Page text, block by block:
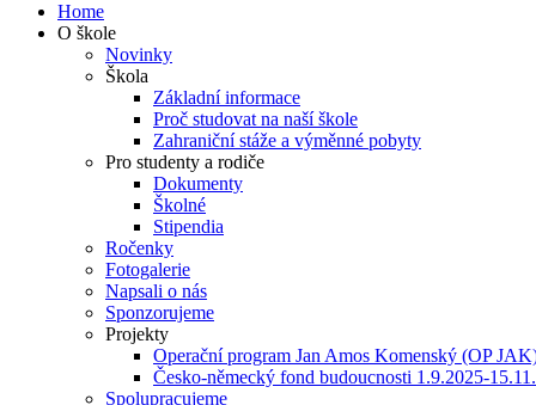
Home
O škole
Novinky
Škola
Základní informace
Proč studovat na naší škole
Zahraniční stáže a výměnné pobyty
Pro studenty a rodiče
Dokumenty
Školné
Stipendia
Ročenky
Fotogalerie
Napsali o nás
Sponzorujeme
Projekty
Operační program Jan Amos Komenský (OP
Česko-německý fond budoucnosti 1.9.2025-
Spolupracujeme